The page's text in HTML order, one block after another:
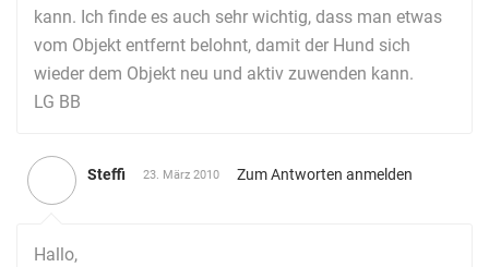
kann. Ich finde es auch sehr wichtig, dass man etwas
vom Objekt entfernt belohnt, damit der Hund sich
wieder dem Objekt neu und aktiv zuwenden kann.
LG BB
Steffi 23. März 2010 Zum Antworten anmelden
Hallo,